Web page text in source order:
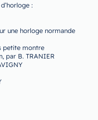
:
une horloge normande
petite montre
par B. TRANIER